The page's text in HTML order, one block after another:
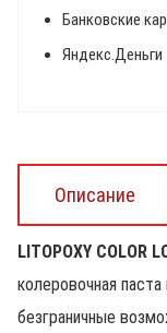
Банковские
Яндекс.Деньги
Описание
LITOPOXY COLOR
колеровочная
безграничные